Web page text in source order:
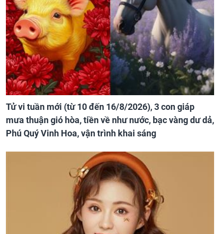
Tử vi tuần mới (từ 10 đến 16/8/2026), 3 con giáp
mưa thuận gió hòa, tiền về như nước, bạc vàng dư dả,
Phú Quý Vinh Hoa, vận trình khai sáng